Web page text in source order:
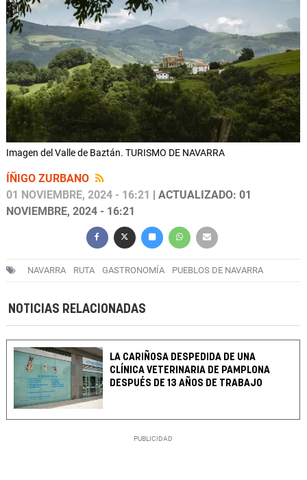
Imagen del Valle de Baztán. TURISMO DE NAVARRA
ÍÑIGO ZURBANO
01 NOVIEMBRE, 2024 - 16:21
| ACTUALIZADO: 01
NOVIEMBRE, 2024 - 16:21
NAVARRA RUTA GASTRONOMÍA PUEBLOS DE NAVARRA
NOTICIAS RELACIONADAS
LA CARIÑOSA DESPEDIDA DE UNA
CLÍNICA VETERINARIA DE PAMPLONA
DESPUÉS DE 13 AÑOS DE TRABAJO